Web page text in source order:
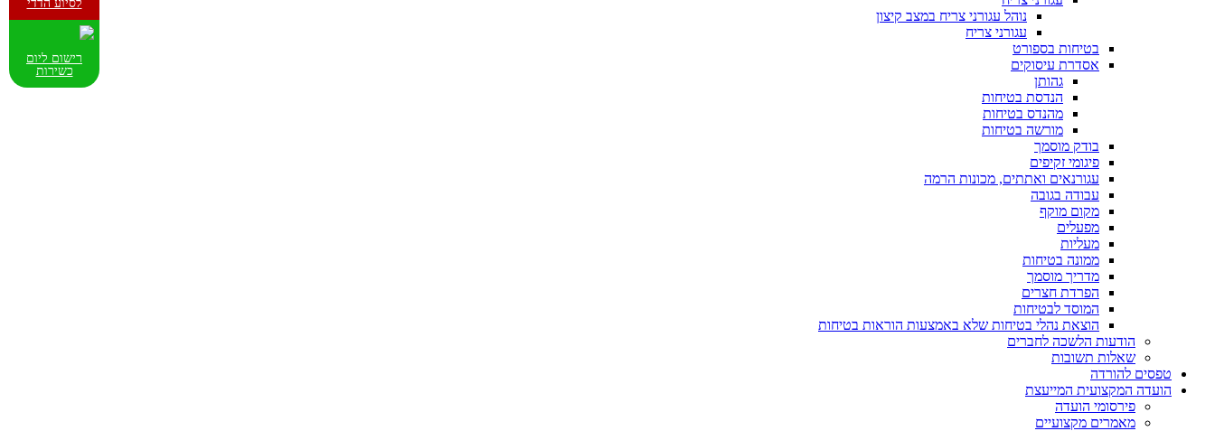
נוהל עגורני צריח במצב קיצון
עגורני צריח
בטיחות בספורט
אסדרת עיסוקים
גהותן
הנדסת בטיחות
מהנדס בטיחות
מורשה בטיחות
בודק מוסמך
פיגומי זקיפים
עגורנאים ואתתים, מכונות הרמה
עבודה בגובה
מקום מוקף
מפעלים
מעליות
ממונה בטיחות
מדריך מוסמך
הפרדת חצרים
המוסד לבטיחות
הוצאת נהלי בטיחות שלא באמצעות הוראות בטיחות
הודעות הלשכה לחברים
שאלות תשובות
טפסים להורדה
הועדה המקצועית המייעצת
פירסומי הועדה
מאמרים מקצועיים
לסיוע הדדי
רישום ליום
כשירות